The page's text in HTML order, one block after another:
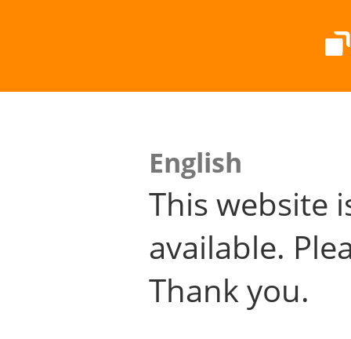
English
This website
available.
Thank you.